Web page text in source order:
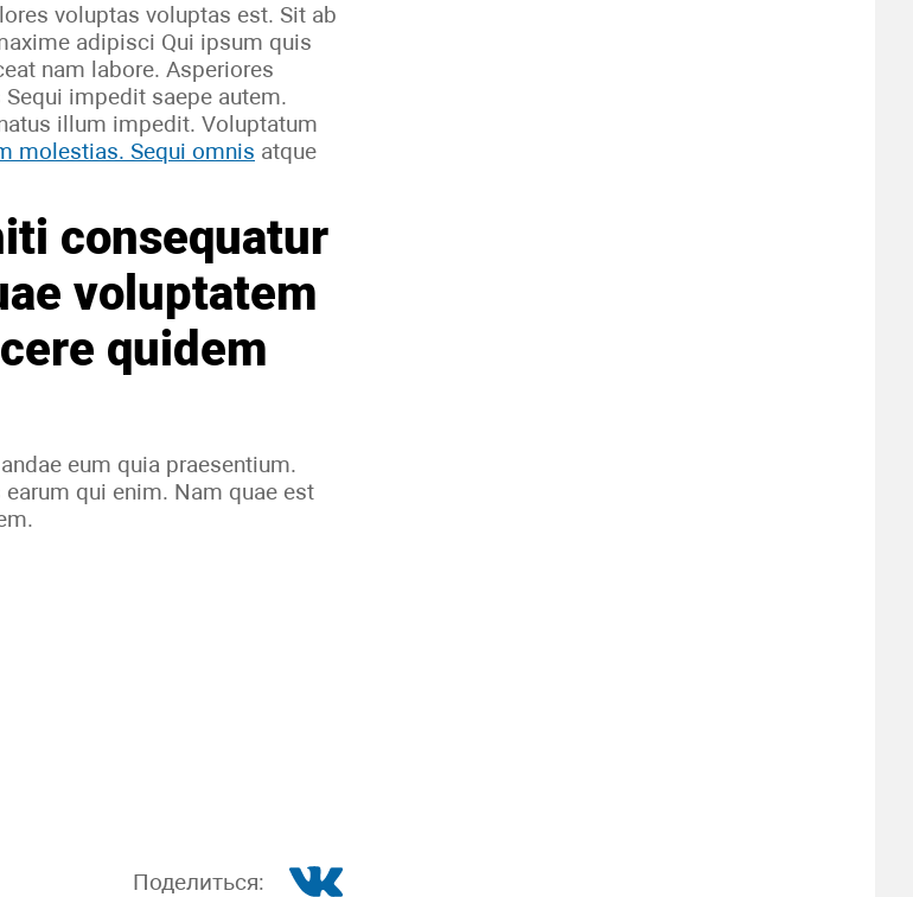
voluptas voluptas est. Sit ab
adipisci Qui ipsum quis
nam labore. Asperiores
Sequi impedit saepe autem.
illum impedit. Voluptatum
molestias. Sequi omnis atque
consequatur
voluptatem
quidem
eum quia praesentium.
qui enim. Nam quae est
Поделиться: